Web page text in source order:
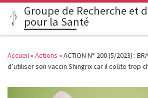
Passer au contenu
Groupe de Recherche et
pour la Santé
Accueil»Actions »ACTION N° 200 (5/2023) :
d’utiliser son vaccin Shingrix car il coûte trop